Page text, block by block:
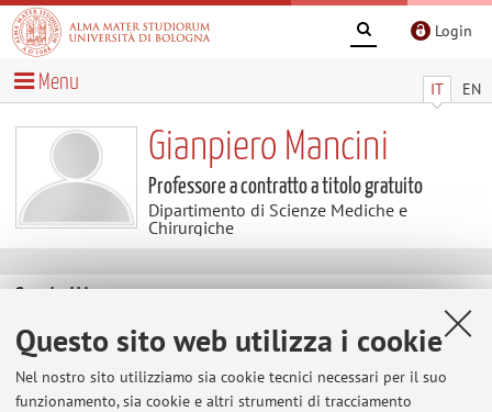
Questo sito web utilizza i cookie
Nel nostro sito utilizziamo sia cookie tecnici necessari per il suo
funzionamento, sia cookie e altri strumenti di tracciamento
Login
IT EN
Menu
Gianpiero Mancini
Professore a contratto a titolo gratuito
Dipartimento di Scienze Mediche e
Chirurgiche
Contatti
E-mail:
gianpiero.mancini@unibo.it
Tel:
+39 0544 286850